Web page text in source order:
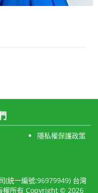
隱私權保護政策
(統一編號:96979949) 台灣
權所有 Copyright © 2026